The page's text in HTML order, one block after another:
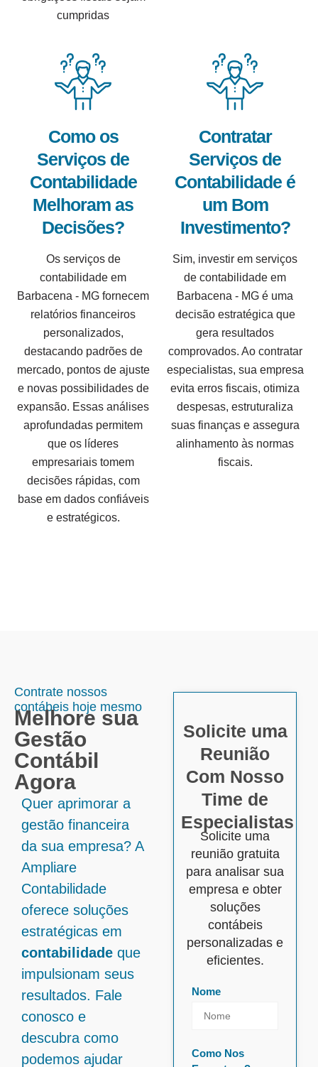
cumpridas
Como os
Serviços de
Contabilidade
Melhoram as
Decisões?
Os serviços de
contabilidade em
Barbacena - MG fornecem
relatórios financeiros
personalizados,
destacando padrões de
mercado, pontos de ajuste
e novas possibilidades de
expansão. Essas análises
aprofundadas permitem
que os líderes
empresariais tomem
decisões rápidas, com
base em dados confiáveis
e estratégicos.
Contratar
Serviços de
Contabilidade é
um Bom
Investimento?
Sim, investir em serviços
de contabilidade em
Barbacena - MG é uma
decisão estratégica que
gera resultados
comprovados. Ao contratar
especialistas, sua empresa
evita erros fiscais, otimiza
despesas, estruturaliza
suas finanças e assegura
alinhamento às normas
fiscais.
Contrate nossos
contábeis hoje mesmo
Melhore sua
Gestão
Contábil
Agora
Quer aprimorar a
gestão financeira
da sua empresa? A
Ampliare
Contabilidade
oferece soluções
estratégicas em
contabilidade que
impulsionam seus
resultados. Fale
conosco e
descubra como
podemos ajudar
Solicite uma
Reunião
Com Nosso
Time de
Especialistas
Solicite uma
reunião gratuita
para analisar sua
empresa e obter
soluções
contábeis
personalizadas e
eficientes.
Nome
Como Nos